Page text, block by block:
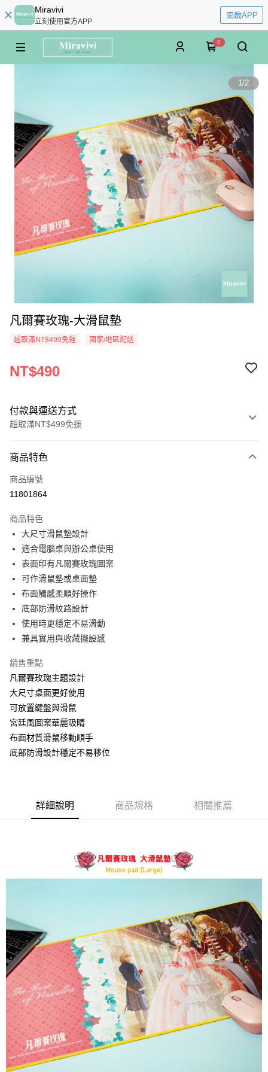
Miravivi
立刻使用官方APP
開啟APP
0
1/2
凡爾賽玫瑰-大滑鼠墊
超取滿NT$499免運 國家/地區配送
NT$490
付款與運送方式
超取滿NT$499免運
信用卡一次付款
超商取貨付款
Apple Pay
街口支付
悠遊付
AFTEE先享後付
相關說明
【關於「AFTEE先享後付」】
AFTEE先享後付是「在收到商品之後才付款」的支付方式。 讓您購物簡單
１．簡單：不需註冊會員、不需綁卡、不需儲值。
２．便利：只要手機號碼，簡訊認證，即可結帳。
３．安心：先確認商品／服務後，再付款。
１．於結帳方式選擇「AFTEE先享後付」後，將跳轉至「AFTEE先享後付」
結帳頁面，進行簡訊認證並確認金額後，即可完成結帳。
２．訂單成立數日內，您將收到繳費通知簡訊。
３．收到繳費通知簡訊後14天內，點擊此簡訊中的連結，可透過四大超商／
ATM／網路銀行／等多元方式進行付款，方視為交易完成。
是否繳費成功／繳費後需取消欲退款等相關疑問，請聯繫「AFTEE先享後付
客戶支援中心」https://netprotections.freshdesk.com/support/home
１．透過由恩沛科技股份有限公司提供之「AFTEE先享後付」服務完成之交
易，需依本服務之必要範圍內提供個人資料，並將交易相關給付款項請求債
權轉讓予恩沛科技股份有限公司。
３．未成年的使用者請事先徵得法定代理人或監護人之同意方可使用
「AFTEE先享後付」，若未經同意申辦者引起之損失，本公司不負相關責
任。
４．使用「AFTEE先享後付」時，將依據個別帳號之用戶狀況，依本公司即
時審查核予不同之上限額度；若仍有額度不足之情形，本公司將視審查結果
請求用戶進行身份認證。
５．嚴禁一人註冊多個帳號或使用他人資訊註冊。若發現惡意使用之情形，
恩沛科技股份有限公司將有權停止該用戶之使用額度並採取法律行動。
ATM付款
運送方式
全家付款取貨
每筆NT$60，滿NT$499(含以上)免運費
付款後全家取貨
每筆NT$60，滿NT$499(含以上)免運費
7-11付款取貨
每筆NT$120，滿NT$499(含以上)免運費
商品特色
商品編號
11801864
商品特色
大尺寸滑鼠墊設計
適合電腦桌與辦公桌使用
表面印有凡爾賽玫瑰圖案
可作滑鼠墊或桌面墊
布面觸感柔順好操作
底部防滑紋路設計
使用時更穩定不易滑動
兼具實用與收藏擺設感
銷售重點
凡爾賽玫瑰主題設計
大尺寸桌面更好使用
可放置鍵盤與滑鼠
宮廷風圖案華麗吸睛
布面材質滑鼠移動順手
底部防滑設計穩定不易移位
詳細說明 商品規格 相關推薦